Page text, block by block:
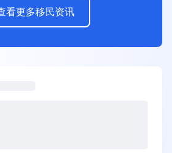
看更多移民资讯